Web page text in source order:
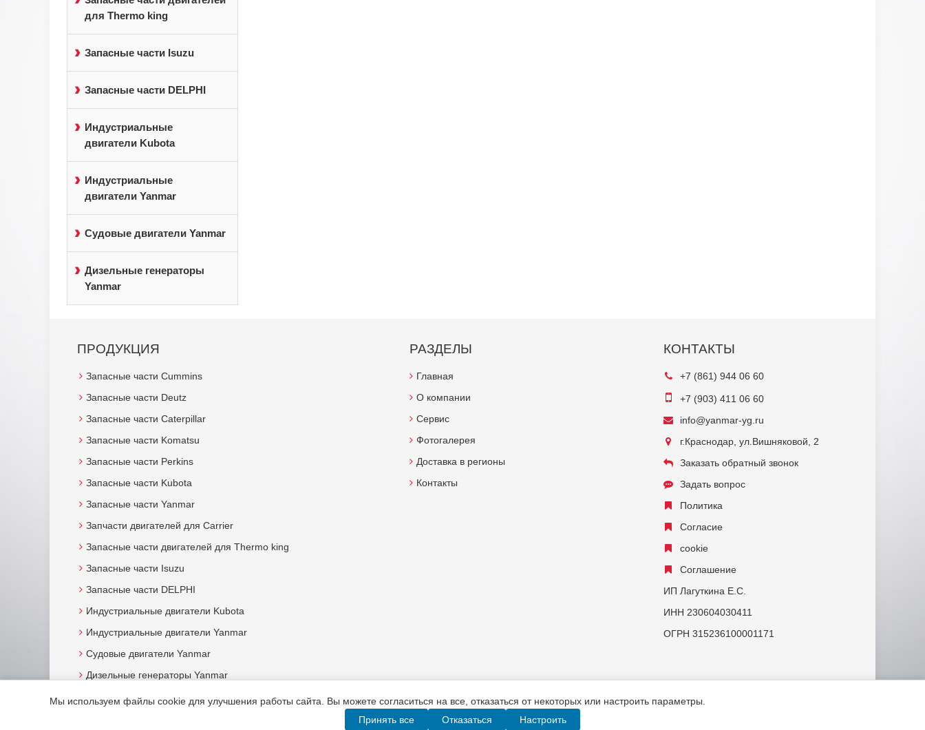
для Thermo king
Запасные части Isuzu
Запасные части DELPHI
Индустриальные
двигатели Kubota
Индустриальные
двигатели Yanmar
Судовые двигатели Yanmar
Дизельные генераторы
Yanmar
ПРОДУКЦИЯ
Запасные части Cummins
Запасные части Deutz
Запасные части Caterpillar
Запасные части Komatsu
Запасные части Perkins
Запасные части Kubota
Запасные части Yanmar
Запчасти двигателей для Carrier
Запасные части двигателей для Thermo king
Запасные части Isuzu
Запасные части DELPHI
Индустриальные двигатели Kubota
Индустриальные двигатели Yanmar
Судовые двигатели Yanmar
Дизельные генераторы Yanmar
РАЗДЕЛЫ
Главная
О компании
Сервис
Фотогалерея
Доставка в регионы
Контакты
КОНТАКТЫ
+7 (861) 944 06 60
+7 (903) 411 06 60
info@yanmar-yg.ru
г.Краснодар, ул.Вишняковой, 2
Заказать обратный звонок
Задать вопрос
Политика
Согласие
cookie
Соглашение
ИП Лагуткина Е.С.
ИНН 230604030411
ОГРН 315236100001171
Мы используем файлы cookie для улучшения работы сайта. Вы можете согласиться на все, отказаться от некоторых или настроить параметры.
Принять все
Отказаться Настроить